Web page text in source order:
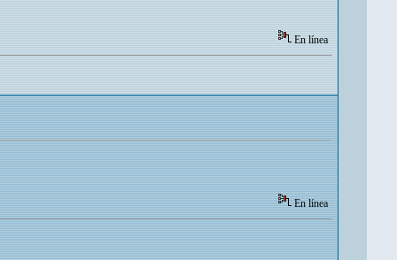
En línea
En línea